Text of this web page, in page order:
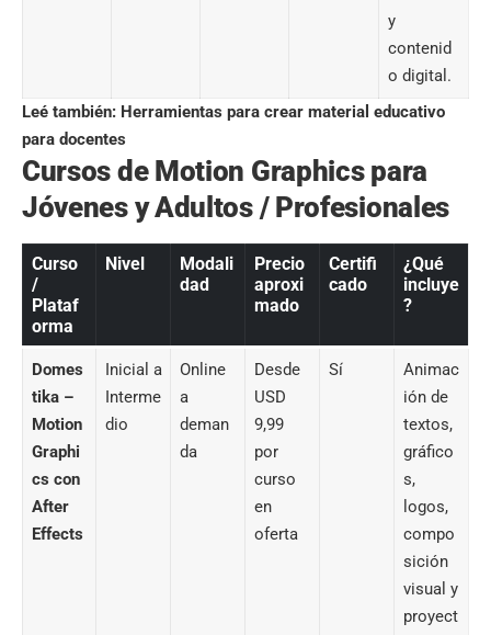
y
contenid
o digital.
Leé también: Herramientas para crear material educativo
para docentes
Cursos de Motion Graphics para
Jóvenes y Adultos / Profesionales
Curso
/
Plataf
orma
Nivel
Modali
dad
Precio
aproxi
mado
Certifi
cado
¿Qué
incluye
?
Domes
tika –
Motion
Graphi
cs con
After
Effects
Inicial a
Interme
dio
Online
a
deman
da
Desde
USD
9,99
por
curso
en
oferta
Sí
Animac
ión de
textos,
gráfico
s,
logos,
compo
sición
visual y
proyect